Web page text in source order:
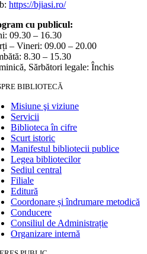
https://bjiasi.ro/
cu publicul:
09.30 – 16.30
– Vineri: 09.00 – 20.00
8.30 – 15.30
Sărbători legale: Închis
BIBLIOTECĂ
Misiune şi viziune
Servicii
Biblioteca în cifre
Scurt istoric
Manifestul bibliotecii publice
Legea bibliotecilor
Sediul central
Filiale
Editură
Coordonare și îndrumare metodică
Conducere
Consiliul de Administrație
Organizare internă